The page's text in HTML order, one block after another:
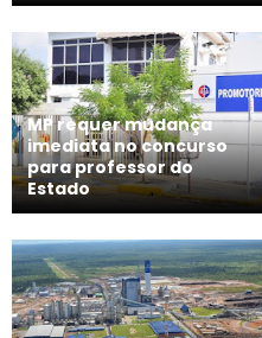
MP requer mudança
imediata no concurso
para professor do
Estado